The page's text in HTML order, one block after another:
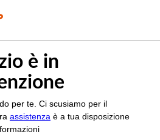
è in
per te. Ci scusiamo per il
assistenza è a tua disposizione